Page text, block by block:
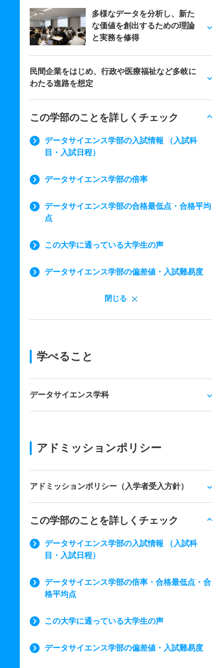
多様なデータを分析し、新た
な価値を創出するための理論
と実務を修得
民間企業をはじめ、行政や医療福祉など多岐に
わたる進路を想定
この学部のことを詳しくチェック
データサイエンス学部の入試情報 （入試科
目・入試日程）
データサイエンス学部の倍率
データサイエンス学部の合格最低点・合格平均
点
この大学に通っている大学生の声
データサイエンス学部の偏差値・入試難易度
閉じる
学べること
データサイエンス学科
アドミッションポリシー
アドミッションポリシー（入学者受入方針）
この学部のことを詳しくチェック
データサイエンス学部の入試情報 （入試科
目・入試日程）
データサイエンス学部の倍率・合格最低点・合
格平均点
この大学に通っている大学生の声
データサイエンス学部の偏差値・入試難易度